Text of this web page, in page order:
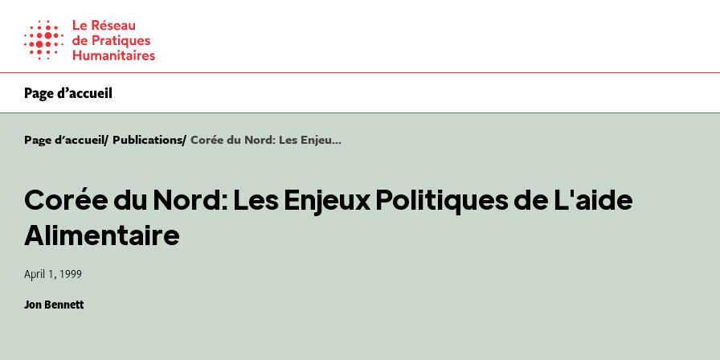
content
Page d’accueil
Page d'accueil Publications Corée du Nord: Les Enjeu...
Corée du Nord: Les Enjeux Politiques de L'aide
Alimentaire
April 1, 1999
Jon Bennett